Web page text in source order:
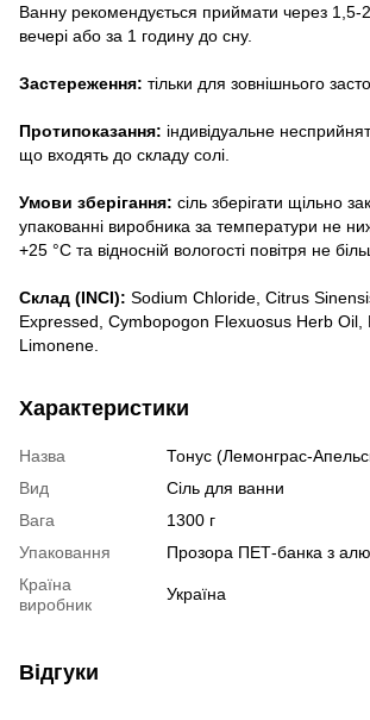
Ванну рекомендується приймати через 1,5-
вечері або за 1 годину до сну.
Застереження: тільки для зовнішнього
Протипоказання: індивідуальне
що входять до складу солі.
Умови зберігання: сіль зберігати щільно
упакованні виробника за температури не
+25 °С та відносній вологості повітря не
Склад (INCI): Sodium Chloride, Citrus
Expressed, Cymbopogon Flexuosus Herb Oil,
Limonene.
Характеристики
Назва
Тонус (Лемонграс-
Вид
Сіль для ванни
Вага
1300 г
Упаковання
Прозора ПЕТ-банка з
Країна
виробник
Україна
Відгуки